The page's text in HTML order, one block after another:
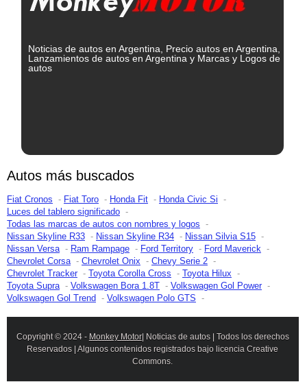
Noticias de autos en Argentina, Precio autos en Argentina,
Lanzamientos de autos en Argentina y Marcas y Logos de
autos
Autos más buscados
Fiat Cronos Fiat Toro Honda Fit
Honda Civic Si
Luces del tablero significado
Todas las marcas de autos con nombres y logos
Nissan Skyline R33
Nissan Skyline R34
Nissan Silvia S15
Nissan Versa
Ram Rampage Ford Territory
Ford Maverick
Chevrolet Corsa
Chevrolet Onix
Chevy Serie 2
Chevrolet Tracker
Toyota Corolla Cross
Toyota Hilux
Toyota Supra
Volkswagen Bora 1.8T
Volkswagen Gol Power
Volkswagen Gol Trend
Volkswagen Polo GTS
Copyright © 2024 - Monkey Motor| Noticias de autos | Todos los derechos
Reservados | Algunos contenidos registrados bajo licencia Creative
Commons.